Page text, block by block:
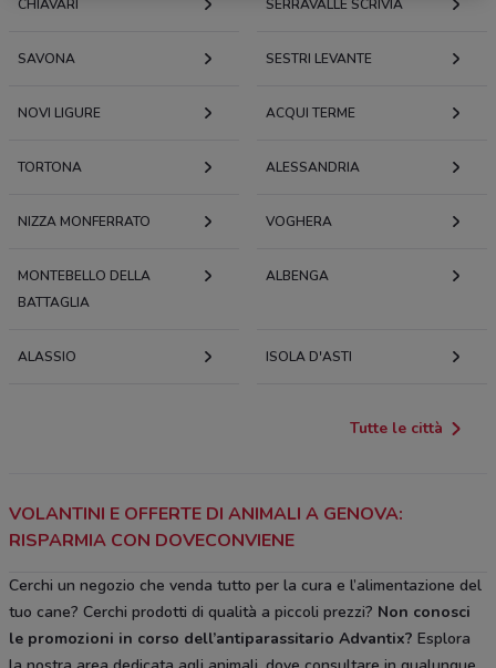
CHIAVARI SERRAVALLE SCRIVIA
SAVONA SESTRI LEVANTE
NOVI LIGURE ACQUI TERME
TORTONA ALESSANDRIA
NIZZA MONFERRATO VOGHERA
MONTEBELLO DELLA
BATTAGLIA
ALBENGA
ALASSIO ISOLA D'ASTI
Tutte le città
VOLANTINI E OFFERTE DI ANIMALI A GENOVA:
RISPARMIA CON DOVECONVIENE
Cerchi un negozio che venda tutto per la cura e l’alimentazione del
tuo cane? Cerchi prodotti di qualità a piccoli prezzi? Non conosci
le promozioni in corso dell’antiparassitario Advantix? Esplora